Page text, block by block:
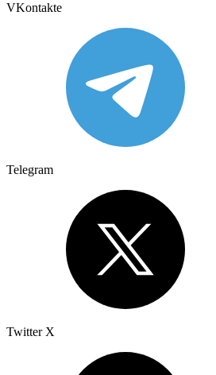
VKontakte
Telegram
Twitter X